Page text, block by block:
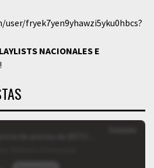
fryek7yen9yhawzi5yku0hbcs?
NACIONALES E
!